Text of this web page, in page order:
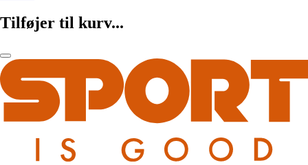
Tilføjer til kurv...